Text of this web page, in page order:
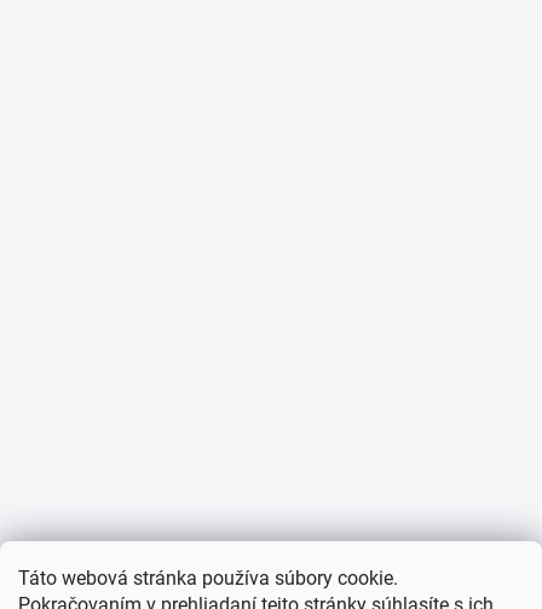
Táto webová stránka používa súbory cookie.